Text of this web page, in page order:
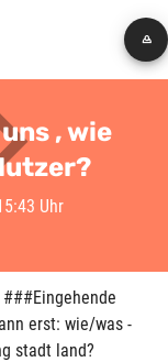
, wie
Uhr
erst: wie/was -
stadt land?